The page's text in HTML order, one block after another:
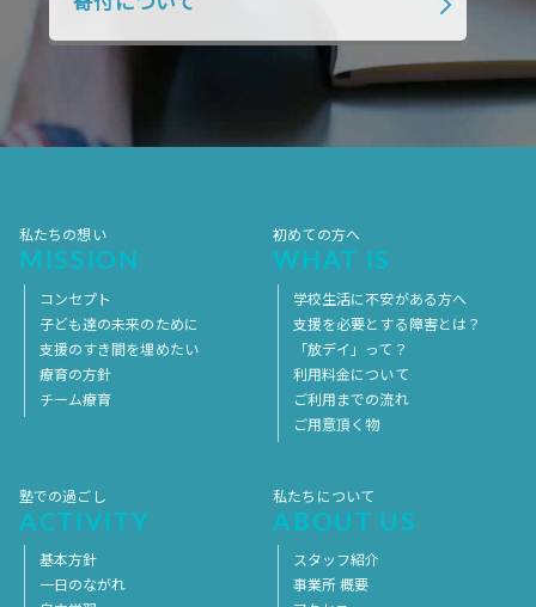
2018年1月 2017年12月
2017年10月 2017年9月 2017年8月
2017年5月
2017年4月
私たちの想い
MISSION
コンセプト
子ども達の未来のために
支援のすき間を埋めたい
療育の方針
チーム療育
初めての方へ
WHAT IS
学校生活に不安がある方へ
支援を必要とする障害とは？
「放デイ」って？
利用料金について
ご利用までの流れ
ご用意頂く物
塾での過ごし
ACTIVITY
基本方針
一日のながれ
私たちについて
ABOUT US
スタッフ紹介
事業所 概要